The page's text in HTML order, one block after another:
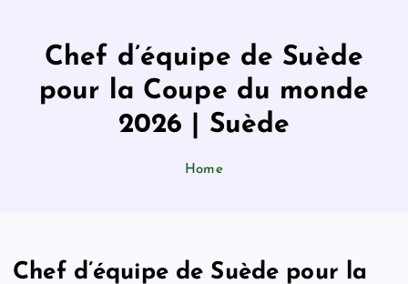
Chef d’équipe de Suède
pour la Coupe du monde
2026 | Suède
Home
Chef d’équipe de Suède pour la